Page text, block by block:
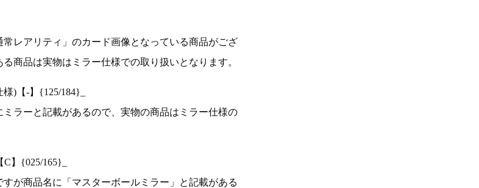
レアリティ」のカード画像となっている商品がござ
商品は実物はミラー仕様での取り扱いとなります。
)【-】{125/184}_
ラーと記載があるので、実物の商品はミラー仕様の
】{025/165}_
が商品名に「マスターボールミラー」と記載がある